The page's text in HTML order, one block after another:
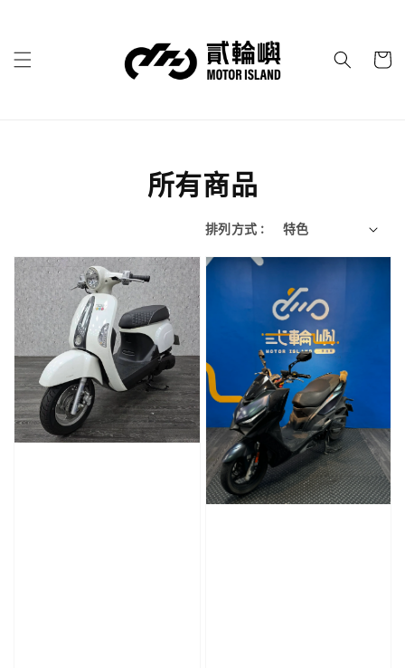
所有商品
排列方式 :